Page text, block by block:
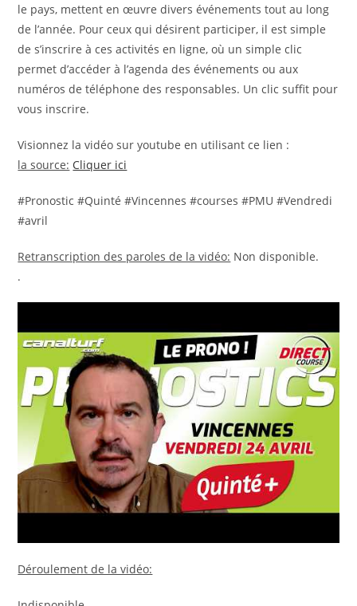
le pays, mettent en œuvre divers événements tout au long
de l’année. Pour ceux qui désirent participer, il est simple
de s’inscrire à ces activités en ligne, où un simple clic
permet d’accéder à l’agenda des événements ou aux
numéros de téléphone des responsables. Un clic suffit pour
vous inscrire.
Visionnez la vidéo sur youtube en utilisant ce lien :
la source: Cliquer ici
#Pronostic #Quinté #Vincennes #courses #PMU #Vendredi
#avril
Retranscription des paroles de la vidéo: Non disponible.
.
Déroulement de la vidéo: